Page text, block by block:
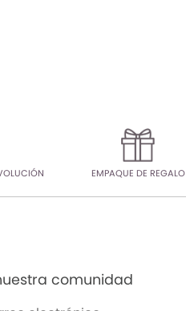
EMPAQUE DE REGALO
comunidad